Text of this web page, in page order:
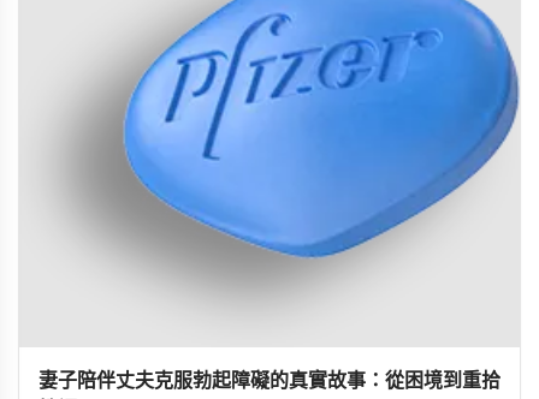
妻子陪伴丈夫克服勃起障礙的真實故事：從困境到重拾